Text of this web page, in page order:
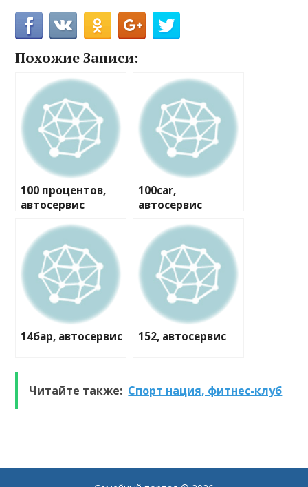
Похожие Записи:
100 процентов,
автосервис
100car,
автосервис
14бар, автосервис 152, автосервис
Читайте также: Спорт нация, фитнес-клуб